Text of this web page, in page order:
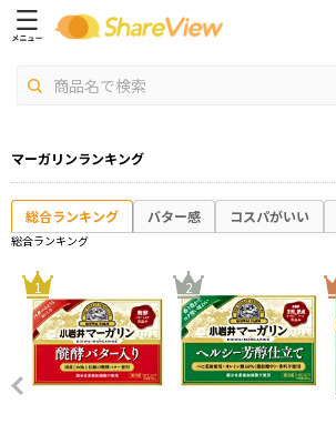
マーガリンランキング
総合ランキング バター感 コスパがいい
総合ランキング
1 2